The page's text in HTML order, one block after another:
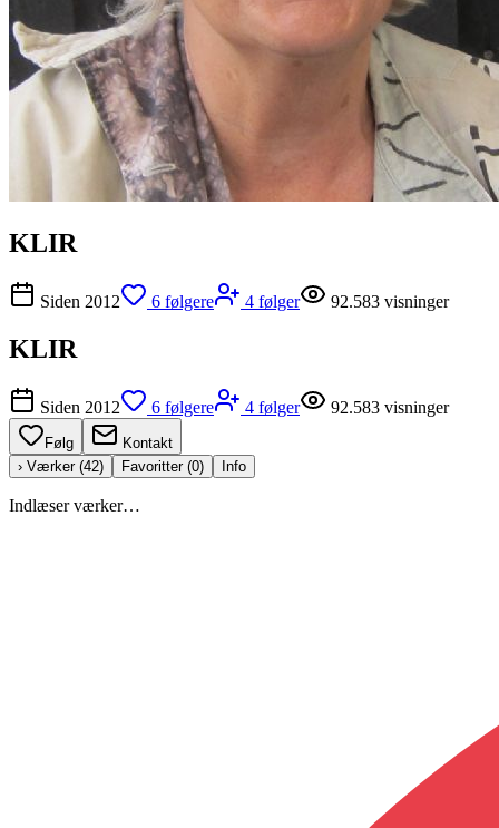
KLIR
Siden 2012 6 følgere 4 følger 92.583 visninger
KLIR
Siden 2012 6 følgere 4 følger 92.583 visninger
Følg
Kontakt
› Værker (42) Favoritter (0) Info
Indlæser værker…